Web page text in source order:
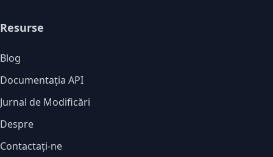
Resurse
Blog
Documentația API
Jurnal de Modificări
Despre
Contactați-ne